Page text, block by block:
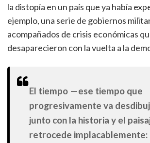
la distopía en un país que ya había
ejemplo, una serie de gobiernos
acompañados de crisis económicas
desaparecieron con la vuelta a la
El tiempo —ese tiempo que
progresivamente va
junto con la historia y el
retrocede implacablemente: